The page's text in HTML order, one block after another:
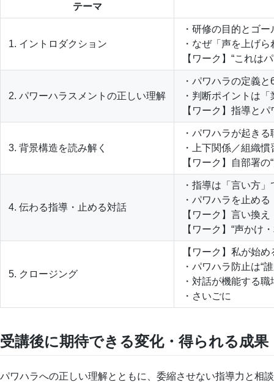
テーマ
1. イントロダクション
・研修の目的とゴー
・なぜ「声を上げ
【ワーク】“これは
2. パワーハラスメントの正しい理解
・パワハラの定義
・判断ポイントは
【ワーク】指導と
3. 背景構造を読み解く
・パワハラが起き
・上下関係／組織
【ワーク】自部署
4. 伝わる指導・止める対話
・指導は「言い方
・パワハラを止め
【ワーク】言い換
【ワーク】“声かけ
5. クロージング
【ワーク】私が始
・パワハラ防止は“
・対話が機能する
・さいごに
受講後に期待できる変化・得られる成果
パワハラへの正しい理解とともに、委縮させない指導力と相